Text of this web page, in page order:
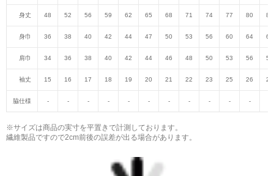
身丈 48 52 56 59 62 65 68 71 74 77 80 82
身巾 36 38 40 42 44 47 50 53 56 60 64 68
肩巾 34 36 38 40 42 44 46 48 50 53 56 59
袖丈 15 16 17 18 19 20 21 22 23 25 26 27
脇仕様 - - - - - - - - - - -
※サイズは商品の実寸を平置きで計測しております。
繊維製品ですので2cm前後の誤差が出る場合があります。